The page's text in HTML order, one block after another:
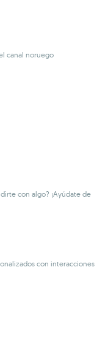
canal noruego
con algo? ¡Ayúdate de
con interacciones